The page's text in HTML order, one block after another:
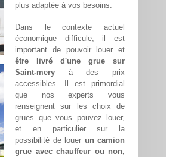
plus adaptée à vos besoins.
Dans le contexte actuel
économique difficule, il est
important de pouvoir louer et
être livré d'une grue sur
Saint-mery à des prix
accessibles. Il est primordial
que nos experts vous
renseignent sur les choix de
grues que vous pouvez louer,
et en particulier sur la
possibilité de louer un camion
grue avec chauffeur ou non,